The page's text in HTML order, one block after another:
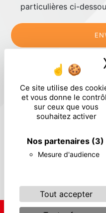
Ce site utilise des
et vous donne le
sur ceux que vous
souhaitez activer
Nos partenaires (3)
Mesure d'audience
Tout accepter
particulières ci-
** Les données personnelles
aux fins de vous contacter et
informatisé. Elles sont
seul but de répondre à votre
seront communiquées aux
disposez de droits d’accès,
portabilité, de limitation,
consentement à tout moment
réclamation auprès d’une
d’organiser le sort de vos
exercer ces droits par voie
électronique à l'adresse . Un
être demandé. Nous
de prise de contact puis
aux fins probatoires et de
site cnil.fr pour plus